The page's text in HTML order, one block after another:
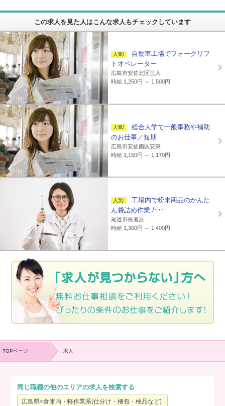
この求人を見た人はこんな求人もチェックしています
自動車工場でフォークリフ
トオペレーター
広島市安佐北区三入
時給 1,250円 ～ 1,500円
総合大学で一般事務や補助
のお仕事／短期
広島市安佐南区安東
時給 1,150円 ～ 1,170円
工場内で粉末商品のかんた
ん袋詰め作業 /･･･
尾道市長者原
時給 1,300円 ～ 1,400円
TOPページ 求人
同じ職種の他のエリアの求人を検索する
広島県×倉庫内・軽作業系(仕分け・梱包・検品など)